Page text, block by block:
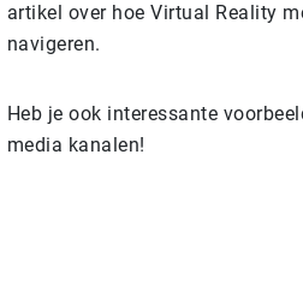
artikel over hoe Virtual Reality
navigeren.
Heb je ook interessante
media kanalen!